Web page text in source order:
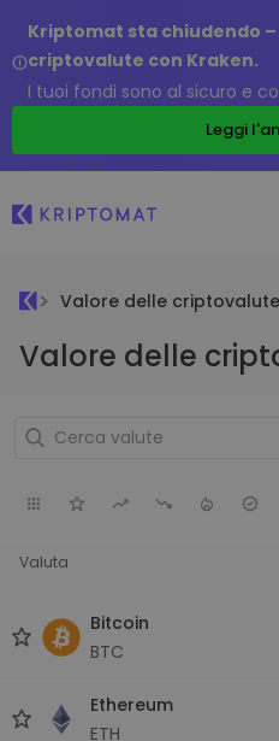
Kriptomat sta chiudendo
criptovalute con Kraken.
I tuoi fondi sono al sicuro e
Leggi
Valore delle criptovalute
Valore delle
Valuta
Bitcoin
BTC
Ethereum
ETH